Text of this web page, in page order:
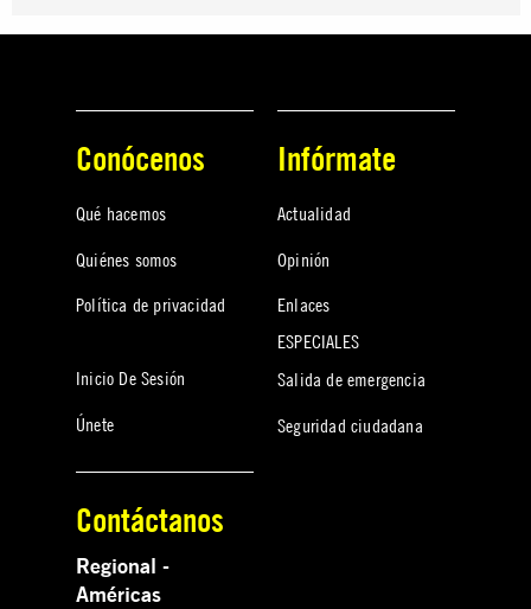
Conócenos
Qué hacemos
Quiénes somos
Política de privacidad
Inicio De Sesión
Únete
Infórmate
Actualidad
Opinión
Enlaces
ESPECIALES
Salida de emergencia
Seguridad ciudadana
Contáctanos
Regional -
Américas